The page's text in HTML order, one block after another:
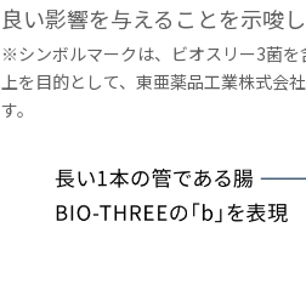
良い影響を与えることを示唆し
※シンボルマークは、ビオスリー3菌
上を目的として、東亜薬品工業株式会
す。